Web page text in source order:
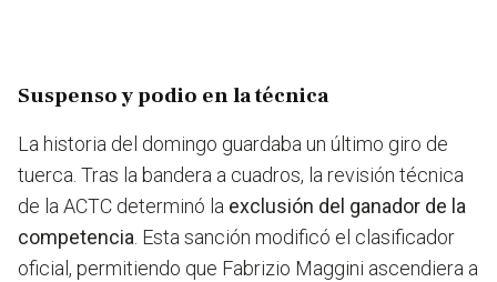
Suspenso y podio en la técnica
La historia del domingo guardaba un último giro de
tuerca. Tras la bandera a cuadros, la revisión técnica
de la ACTC determinó la exclusión del ganador de la
competencia . Esta sanción modificó el clasificador
oficial, permitiendo que Fabrizio Maggini ascendiera a